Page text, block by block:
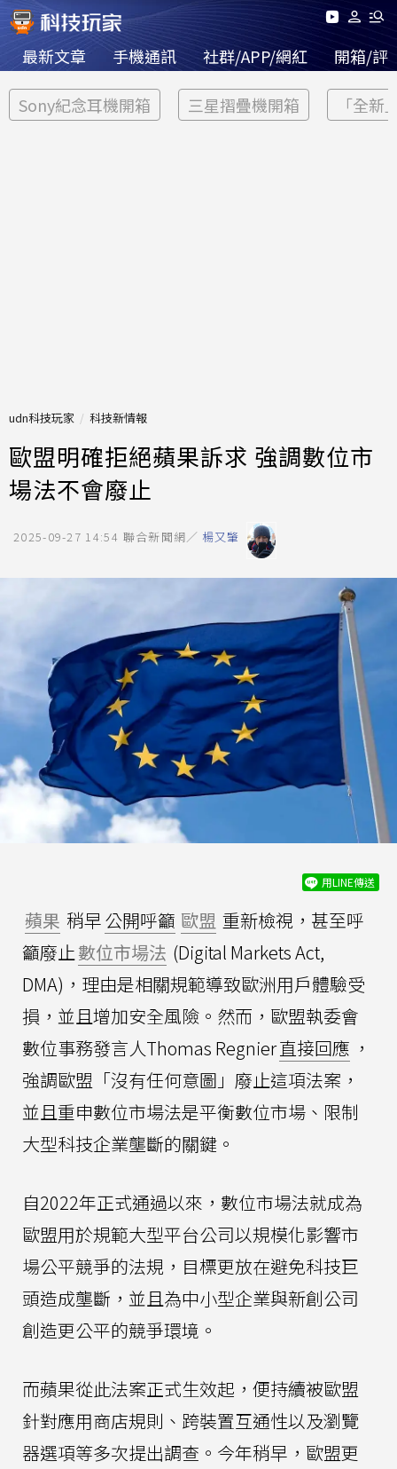
最新文章 手機通訊 社群/APP/網紅 開箱/評
Sony紀念耳機開箱 三星摺疊機開箱 「全新
udn科技玩家 科技新情報
歐盟明確拒絕蘋果訴求 強調數位市
場法不會廢止
2025-09-27 14:54 聯合新聞網／ 楊又肇
用LINE傳送
蘋果 稍早公開呼籲 歐盟 重新檢視，甚至呼
籲廢止數位市場法 (Digital Markets Act,
DMA)，理由是相關規範導致歐洲用戶體驗受
損，並且增加安全風險。然而，歐盟執委會
數位事務發言人Thomas Regnier直接回應 ，
強調歐盟「沒有任何意圖」廢止這項法案，
並且重申數位市場法是平衡數位市場、限制
大型科技企業壟斷的關鍵。
自2022年正式通過以來，數位市場法就成為
歐盟用於規範大型平台公司以規模化影響市
場公平競爭的法規，目標更放在避免科技巨
頭造成壟斷，並且為中小型企業與新創公司
創造更公平的競爭環境。
而蘋果從此法案正式生效起，便持續被歐盟
針對應用商店規則、跨裝置互通性以及瀏覽
器選項等多次提出調查。今年稍早，歐盟更